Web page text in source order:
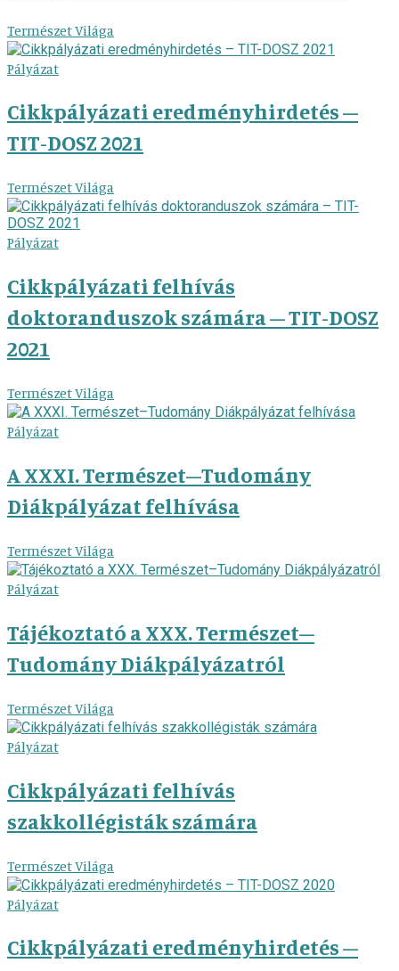
Természet Világa
Pályázat
Cikkpályázati eredményhirdetés –
TIT-DOSZ 2021
Természet Világa
Pályázat
Cikkpályázati felhívás
doktoranduszok számára – TIT-DOSZ
2021
Természet Világa
Pályázat
A XXXI. Természet–Tudomány
Diákpályázat felhívása
Természet Világa
Pályázat
Tájékoztató a XXX. Természet–
Tudomány Diákpályázatról
Természet Világa
Pályázat
Cikkpályázati felhívás
szakkollégisták számára
Természet Világa
Pályázat
Cikkpályázati eredményhirdetés –